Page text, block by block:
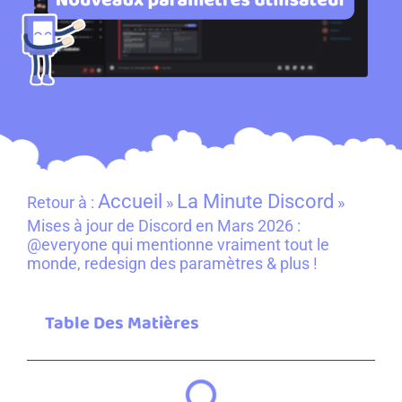
Retour à : Accueil » La Minute Discord »
Mises à jour de Discord en Mars 2026 :
@everyone qui mentionne vraiment tout le
monde, redesign des paramètres & plus !
Table Des Matières